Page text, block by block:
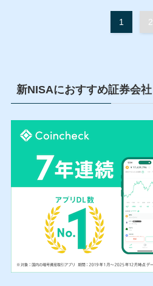
1 2
新NISAにおすすめ証券会社